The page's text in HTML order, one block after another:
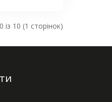
10 (1 сторінок)